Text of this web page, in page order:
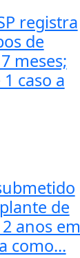
registra
de
meses;
caso a
de
anos em
como...